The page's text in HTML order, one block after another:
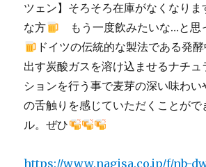
ツェン】そろそろ在庫がなくなりま
な方
もう一度飲みたいな…と思
ドイツの伝統的な製法である発
出す炭酸ガスを溶け込ませるナチュ
ションを行う事で麦芽の深い味わい
の舌触りを感じていただくことがで
ル。ぜひ
https://www.nagisa.co.jp/f/nb-